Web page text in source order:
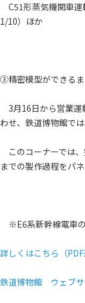
C51形蒸気機関車
1/10）ほか
③精密模型ができる
3月16日から営業運
わせ、鉄道博物館で
このコーナーでは
までの製作過程をパ
※E6系新幹線電車
詳しくはこちら（PDF
鉄道博物館 ウェブサ